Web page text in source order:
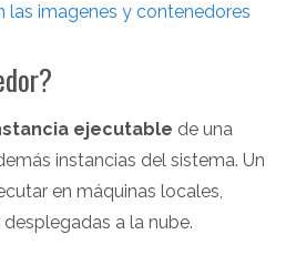
las imagenes y contenedores
ejecutable de una
instancias del sistema. Un
en máquinas locales,
a la nube.